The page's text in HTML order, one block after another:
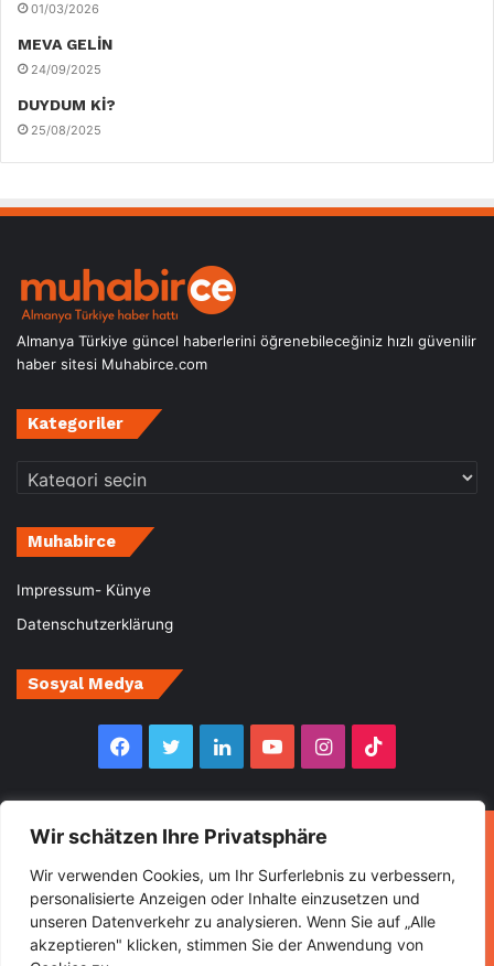
Wir schätzen Ihre Privatsphäre
Wir verwenden Cookies, um Ihr Surferlebnis zu verbessern,
personalisierte Anzeigen oder Inhalte einzusetzen und
unseren Datenverkehr zu analysieren. Wenn Sie auf „Alle
akzeptieren" klicken, stimmen Sie der Anwendung von
01/03/2026
MEVA GELİN
24/09/2025
DUYDUM Kİ?
25/08/2025
Almanya Türkiye güncel haberlerini öğrenebileceğiniz hızlı güvenilir
haber sitesi Muhabirce.com
Kategoriler
Kategoriler
Muhabirce
Impressum- Künye
Datenschutzerklärung
Sosyal Medya
Facebook
TwitterLinkedInYouTubeInstagram
© Copyright 2026, All Rights Reserved Muhabirce
Ana Sayfa
Haberler Ekonomi
Gurbette Bir Ömür
Kültür&Sanat
Spor Turizm